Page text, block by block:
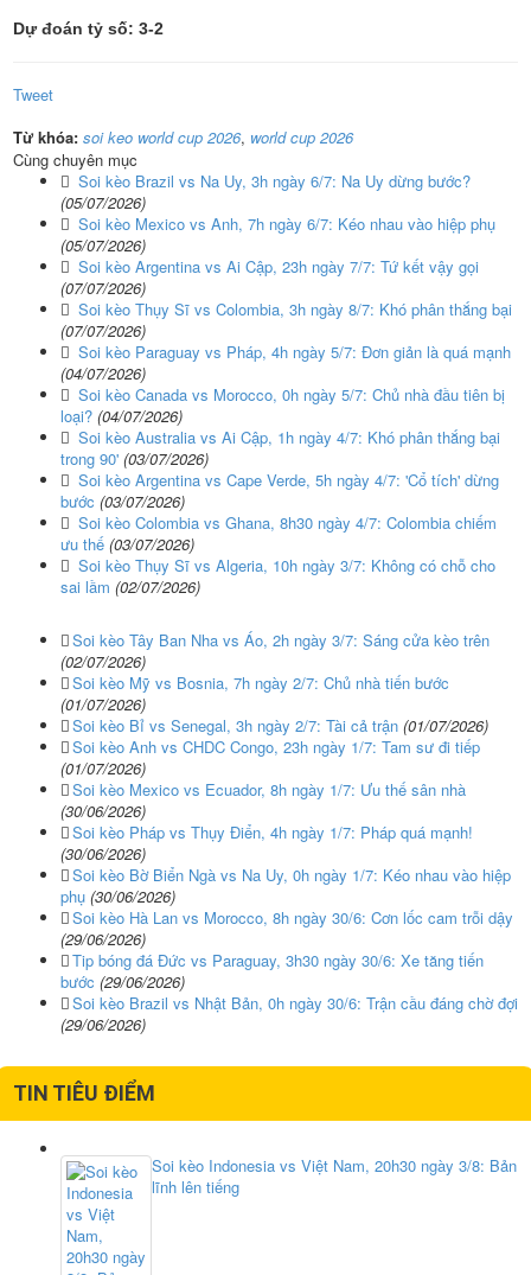
Dự đoán tỷ số: 3-2
Tweet
Từ khóa: soi keo world cup 2026, world cup 2026
Cùng chuyên mục
Soi kèo Brazil vs Na Uy, 3h ngày 6/7: Na Uy dừng bước?
(05/07/2026)
Soi kèo Mexico vs Anh, 7h ngày 6/7: Kéo nhau vào hiệp phụ
(05/07/2026)
Soi kèo Argentina vs Ai Cập, 23h ngày 7/7: Tứ kết vậy gọi
(07/07/2026)
Soi kèo Thụy Sĩ vs Colombia, 3h ngày 8/7: Khó phân thắng bại
(07/07/2026)
Soi kèo Paraguay vs Pháp, 4h ngày 5/7: Đơn giản là quá mạnh
(04/07/2026)
Soi kèo Canada vs Morocco, 0h ngày 5/7: Chủ nhà đầu tiên bị
loại? (04/07/2026)
Soi kèo Australia vs Ai Cập, 1h ngày 4/7: Khó phân thắng bại
trong 90' (03/07/2026)
Soi kèo Argentina vs Cape Verde, 5h ngày 4/7: 'Cổ tích' dừng
bước (03/07/2026)
Soi kèo Colombia vs Ghana, 8h30 ngày 4/7: Colombia chiếm
ưu thế (03/07/2026)
Soi kèo Thụy Sĩ vs Algeria, 10h ngày 3/7: Không có chỗ cho
sai lầm (02/07/2026)
Soi kèo Tây Ban Nha vs Áo, 2h ngày 3/7: Sáng cửa kèo trên
(02/07/2026)
Soi kèo Mỹ vs Bosnia, 7h ngày 2/7: Chủ nhà tiến bước
(01/07/2026)
Soi kèo Bỉ vs Senegal, 3h ngày 2/7: Tài cả trận (01/07/2026)
Soi kèo Anh vs CHDC Congo, 23h ngày 1/7: Tam sư đi tiếp
(01/07/2026)
Soi kèo Mexico vs Ecuador, 8h ngày 1/7: Ưu thế sân nhà
(30/06/2026)
Soi kèo Pháp vs Thụy Điển, 4h ngày 1/7: Pháp quá mạnh!
(30/06/2026)
Soi kèo Bờ Biển Ngà vs Na Uy, 0h ngày 1/7: Kéo nhau vào hiệp
phụ (30/06/2026)
Soi kèo Hà Lan vs Morocco, 8h ngày 30/6: Cơn lốc cam trỗi dậy
(29/06/2026)
Tip bóng đá Đức vs Paraguay, 3h30 ngày 30/6: Xe tăng tiến
bước (29/06/2026)
Soi kèo Brazil vs Nhật Bản, 0h ngày 30/6: Trận cầu đáng chờ đợi
(29/06/2026)
TIN TIÊU ĐIỂM
Soi kèo Indonesia vs Việt Nam, 20h30 ngày 3/8: Bản
lĩnh lên tiếng